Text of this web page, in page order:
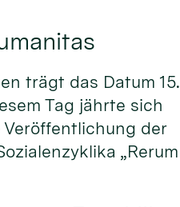
trägt das Datum 15.
Tag jährte sich
Veröffentlichung der
„Rerum